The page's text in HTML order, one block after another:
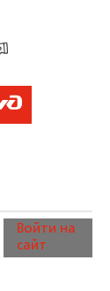
Войти на
сайт